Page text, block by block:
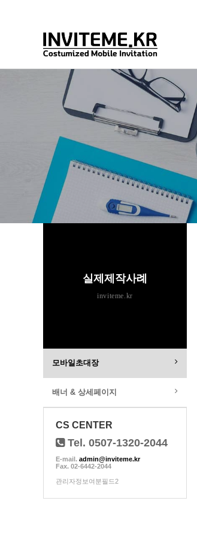
하위분류
실제제작사례
inviteme.kr
모바일초대장
배너 & 상세페이지
CS CENTER
Tel. 0507-1320-2044
E-mail. admin@inviteme.kr
Fax. 02-6442-2044
관리자정보여분필드2